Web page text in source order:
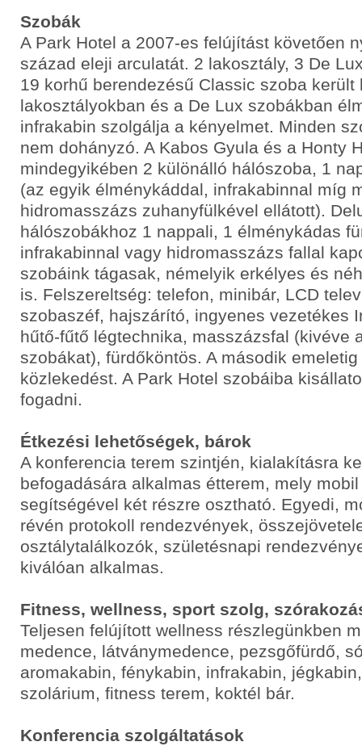
Szobák
A Park Hotel a 2007-es felújítást követően
század eleji arculatát. 2 lakosztály, 3 De
19 korhű berendezésű Classic szoba került
lakosztályokban és a De Lux szobákban
infrakabin szolgálja a kényelmet. Minden
nem dohányzó. A Kabos Gyula és a Honty
mindegyikében 2 különálló hálószoba, 1
(az egyik élménykáddal, infrakabinnal míg
hidromasszázs zuhanyfülkével ellátott).
hálószobákhoz 1 nappali, 1 élménykádas
infrakabinnal vagy hidromasszázs fallal
szobáink tágasak, némelyik erkélyes és
is. Felszereltség: telefon, minibár, LCD
szobaszéf, hajszárító, ingyenes vezetékes
hűtő-fűtő légtechnika, masszázsfal (kivéve
szobákat), fürdőköntös. A második
közlekedést. A Park Hotel szobáiba
fogadni.
Étkezési lehetőségek, bárok
A konferencia terem szintjén, kialakításra
befogadására alkalmas étterem, mely
segítségével két részre osztható. Egyedi,
révén protokoll rendezvények,
osztálytalálkozók, születésnapi
kiválóan alkalmas.
Fitness, wellness, sport szolg,
Teljesen felújított wellness részlegünkben
medence, látványmedence, pezsgőfürdő,
aromakabin, fénykabin, infrakabin,
szolárium, fitness terem, koktél bár.
Konferencia szolgáltatások